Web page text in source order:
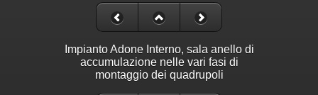
Impianto Adone Interno, sala anello di
accumulazione nelle vari fasi di
montaggio dei quadrupoli